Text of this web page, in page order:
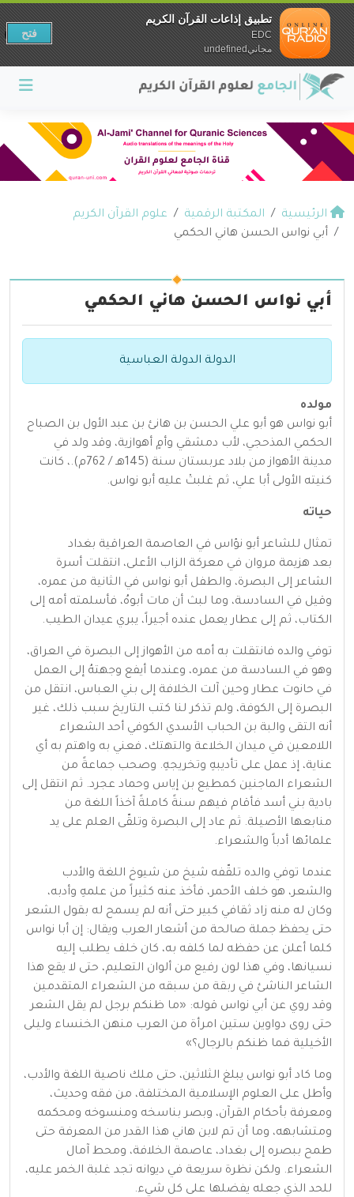
الرئيسية المكتبة الرقمية
علوم القرآن الكريم
أبي نواس الحسن هاني الحكمي
أبي نواس الحسن هاني الحكمي
الدولة الدولة العباسية
مولده
أبو نواس هو أبو علي الحسن بن هانئ بن عبد الأول بن الصباح
الحكمي المذحجي، لأب دمشقي وأمٍ أهوازية، وقد ولد في
مدينة الأهواز من بلاد عربستان سنة (145هـ / 762م).، كانت
كنيته الأولى أبا علي، ثم غلبتْ عليه أبو نواس.
حياته
تمثال للشاعر أبو نؤاس في العاصمة العراقية بغداد
بعد هزيمة مروان في معركة الزاب الأعلى، انتقلت أسرة
الشاعر إلى البصرة، والطفل أبو نواس في الثانية من عمره،
وقيل في السادسة، وما لبث أن مات أبوهُ، فأسلمته أمه إلى
الكتاب، ثم إلى عطار يعمل عنده أجيراً، يبري عيدان الطيب.
توفي والده فانتقلت به أمه من الأهواز إلى البصرة في العراق،
وهو في السادسة من عمره، وعندما أيفع وجهتهُ إلى العمل
في حانوت عطار وحين آلت الخلافة إلى بني العباس، انتقل من
البصرة إلى الكوفة، ولم تذكر لنا كتب التاريخ سبب ذلك، غير
أنه التقى والبة بن الحباب الأسدي الكوفي أحد الشعراء
اللامعين في ميدان الخلاعة والتهتك، فعني به واهتم به أي
عناية، إذ عمل على تأديبهِ وتخريجهِ. وصحب جماعةً من
الشعراء الماجنين كمطيع بن إياس وحماد عجرد. ثم انتقل إلى
بادية بني أسد فأقام فيهم سنةً كاملةً آخذاً اللغة من
منابعها الأصيلة. ثم عاد إلى البصرة وتلقّى العلم على يد
علمائها أدباً والشعراء.
عندما توفي والده تلقّفه شيخ من شيوخ اللغة والأدب
والشعر، هو خلف الأحمر، فأخذ عنه كثيراً من علمهِ وأدبه،
وكان له منه زاد ثقافي كبير حتى أنه لم يسمح له بقول الشعر
حتى يحفظ جملة صالحة من أشعار العرب ويقال: إن أبا نواس
كلما أعلن عن حفظه لما كلفه به، كان خلف يطلب إليه
نسيانها، وفي هذا لون رفيع من ألوان التعليم، حتى لا يقع هذا
الشاعر الناشئ في ربقة من سبقه من الشعراء المتقدمين
وقد روي عن أبي نواس قوله: «ما ظنكم برجل لم يقل الشعر
حتى روى دواوين ستين امرأة من العرب منهن الخنساء وليلى
الأخيلية فما ظنكم بالرجال؟»
وما كاد أبو نواس يبلغ الثلاثين، حتى ملك ناصية اللغة والأدب،
وأطل على العلوم الإسلامية المختلفة، من فقه وحديث،
ومعرفة بأحكام القرآن، وبصر بناسخه ومنسوخه ومحكمه
ومتشابهه، وما أن تم لابن هاني هذا القدر من المعرفة حتى
طمح ببصره إلى بغداد، عاصمة الخلافة، ومحط آمال
الشعراء. ولكن نظرة سريعة في ديوانه تجد غلبة الخمر عليه،
للحد الذي جعله يفضلها على كل شيء.
تطبيق إذاعات القرآن الكريم
EDC
مجانيundefined
فتح